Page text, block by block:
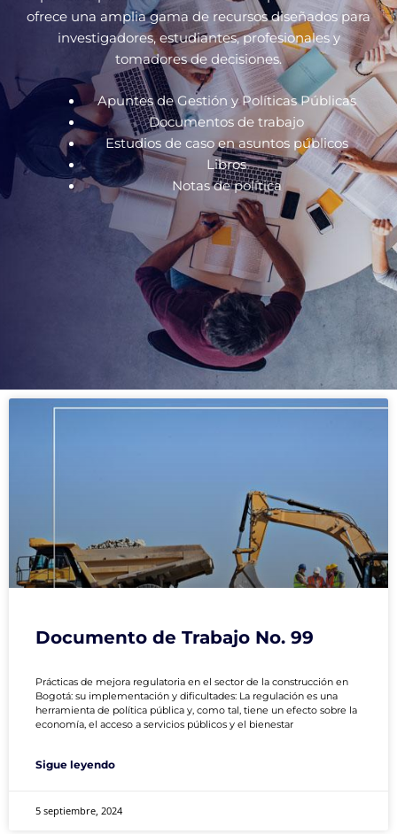
ofrece una amplia gama de recursos diseñados para
investigadores, estudiantes, profesionales y
tomadores de decisiones.
Apuntes de Gestión y Políticas Públicas
Documentos de trabajo
Estudios de caso en asuntos públicos
Libros
Notas de política
Documento de Trabajo No. 99
Prácticas de mejora regulatoria en el sector de la construcción en
Bogotá: su implementación y dificultades: La regulación es una
herramienta de política pública y, como tal, tiene un efecto sobre la
economía, el acceso a servicios públicos y el bienestar
Sigue leyendo
5 septiembre, 2024